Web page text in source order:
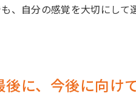
、自分の感覚を大切にして
後に、今後に向け